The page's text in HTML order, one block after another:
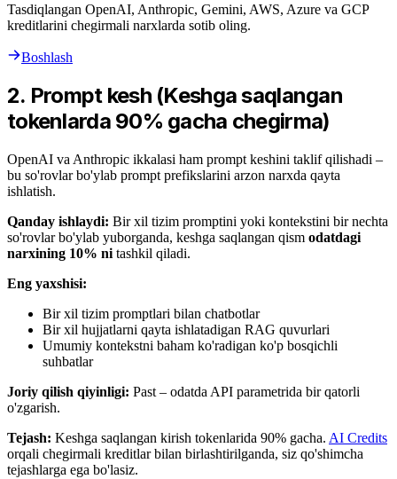
Tasdiqlangan OpenAI, Anthropic, Gemini, AWS, Azure va GCP
kreditlarini chegirmali narxlarda sotib oling.
Boshlash
2. Prompt kesh (Keshga saqlangan
tokenlarda 90% gacha chegirma)
OpenAI va Anthropic ikkalasi ham prompt keshini taklif qilishadi –
bu so'rovlar bo'ylab prompt prefikslarini arzon narxda qayta
ishlatish.
Qanday ishlaydi: Bir xil tizim promptini yoki kontekstini bir nechta
so'rovlar bo'ylab yuborganda, keshga saqlangan qism odatdagi
narxining 10% ni tashkil qiladi.
Eng yaxshisi:
Bir xil tizim promptlari bilan chatbotlar
Bir xil hujjatlarni qayta ishlatadigan RAG quvurlari
Umumiy kontekstni baham ko'radigan ko'p bosqichli
suhbatlar
Joriy qilish qiyinligi: Past – odatda API parametrida bir qatorli
o'zgarish.
Tejash: Keshga saqlangan kirish tokenlarida 90% gacha. AI Credits
orqali chegirmali kreditlar bilan birlashtirilganda, siz qo'shimcha
tejashlarga ega bo'lasiz.